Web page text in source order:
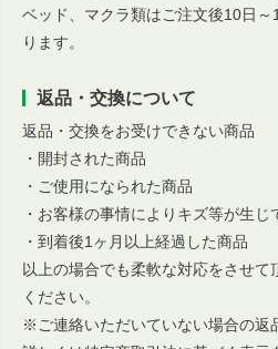
ベッド、マクラ類はご注文後10日
ります。
返品・交換について
返品・交換をお受けできない商品
・開封された商品
・ご使用になられた商品
・お客様の事情によりキズ等が生じ
・到着後1ヶ月以上経過した商品
以上の場合でも柔軟な対応をさせ
ください。
※ご連絡いただいていない場合の返